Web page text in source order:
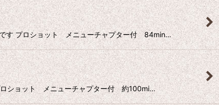
です プロショット メニューチャプター付 84min…
ロショット メニューチャプター付 約100mi…